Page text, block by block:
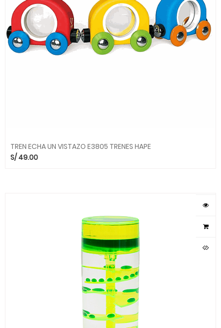
TREN ECHA UN VISTAZO E3805 TRENES HAPE
S/ 49.00